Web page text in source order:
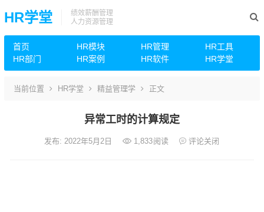
HR学堂
绩效薪酬管理
人力资源管理
首页 HR模块 HR管理
HR工具
HR部门
HR案例 HR软件 HR学堂
当前位置 HR学堂 精益管理学 正文
异常工时的计算规定
发布: 2022年5月2日 1,833阅读 评论关闭